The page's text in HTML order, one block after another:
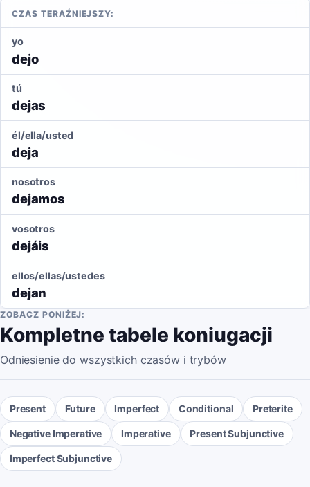
CZAS TERAŹNIEJSZY:
yo
dejo
tú
dejas
él/ella/usted
deja
nosotros
dejamos
vosotros
dejáis
ellos/ellas/ustedes
dejan
ZOBACZ PONIŻEJ:
Kompletne tabele koniugacji
Odniesienie do wszystkich czasów i trybów
Present Future Imperfect Conditional Preterite
Negative Imperative Imperative Present Subjunctive
Imperfect Subjunctive